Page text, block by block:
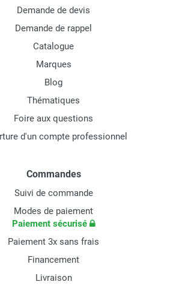
Demande de devis
Demande de rappel
Catalogue
Marques
Blog
Thématiques
Foire aux questions
d'un compte professionnel
Commandes
Suivi de commande
Modes de paiement
Paiement sécurisé
Paiement 3x sans frais
Financement
Livraison